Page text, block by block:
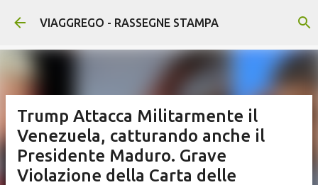
Passa ai contenuti principali
VIAGGREGO - RASSEGNE STAMPA
Trump Attacca Militarmente il
Venezuela, catturando anche il
Presidente Maduro. Grave
Violazione della Carta delle